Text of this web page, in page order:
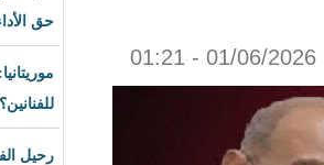
موريتانيا: ما هو الوضع
رحيل الفنان القدير عبد